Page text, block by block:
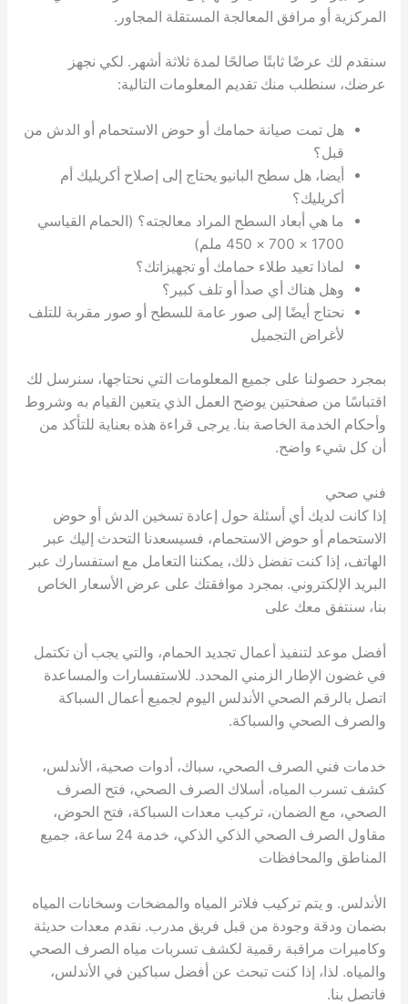
المركزية أو مرافق المعالجة المستقلة المجاور.
سنقدم لك عرضًا ثابتًا صالحًا لمدة ثلاثة أشهر. لكي نجهز
عرضك، سنطلب منك تقديم المعلومات التالية:
هل تمت صيانة حمامك أو حوض الاستحمام أو الدش من
قبل؟
أيضا، هل سطح البانيو يحتاج إلى إصلاح أكريليك أم
أكريليك؟
ما هي أبعاد السطح المراد معالجته؟ (الحمام القياسي
1700 × 700 × 450 ملم)
لماذا تعيد طلاء حمامك أو تجهيزاتك؟
وهل هناك أي صدأ أو تلف كبير؟
نحتاج أيضًا إلى صور عامة للسطح أو صور مقربة للتلف
لأغراض التجميل
بمجرد حصولنا على جميع المعلومات التي نحتاجها، سنرسل لك
اقتباسًا من صفحتين يوضح العمل الذي يتعين القيام به وشروط
وأحكام الخدمة الخاصة بنا. يرجى قراءة هذه بعناية للتأكد من
أن كل شيء واضح.
فني صحي
إذا كانت لديك أي أسئلة حول إعادة تسخين الدش أو حوض
الاستحمام أو حوض الاستحمام، فسيسعدنا التحدث إليك عبر
الهاتف، إذا كنت تفضل ذلك، يمكننا التعامل مع استفسارك عبر
البريد الإلكتروني. بمجرد موافقتك على عرض الأسعار الخاص
بنا، سنتفق معك على
أفضل موعد لتنفيذ أعمال تجديد الحمام، والتي يجب أن تكتمل
في غضون الإطار الزمني المحدد. للاستفسارات والمساعدة
اتصل بالرقم الصحي الأندلس اليوم لجميع أعمال السباكة
والصرف الصحي والسباكة.
خدمات فني الصرف الصحي، سباك، أدوات صحية، الأندلس،
كشف تسرب المياه، أسلاك الصرف الصحي، فتح الصرف
الصحي، مع الضمان، تركيب معدات السباكة، فتح الحوض،
مقاول الصرف الصحي الذكي الذكي، خدمة 24 ساعة، جميع
المناطق والمحافظات
الأندلس. و يتم تركيب فلاتر المياه والمضخات وسخانات المياه
بضمان ودقة وجودة من قبل فريق مدرب. نقدم معدات حديثة
وكاميرات مراقبة رقمية لكشف تسربات مياه الصرف الصحي
والمياه. لذا، إذا كنت تبحث عن أفضل سباكين في الأندلس،
فاتصل بنا.